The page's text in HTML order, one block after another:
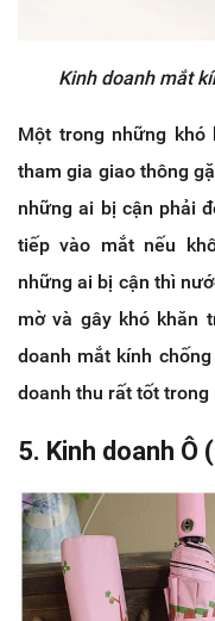
Kinh doanh mắt
Một trong những
tham gia giao thông
những ai bị cận phải
tiếp vào mắt nếu
những ai bị cận thì
mờ và gây khó khăn
doanh mắt kính
doanh thu rất tốt trong
5. Kinh doanh Ô